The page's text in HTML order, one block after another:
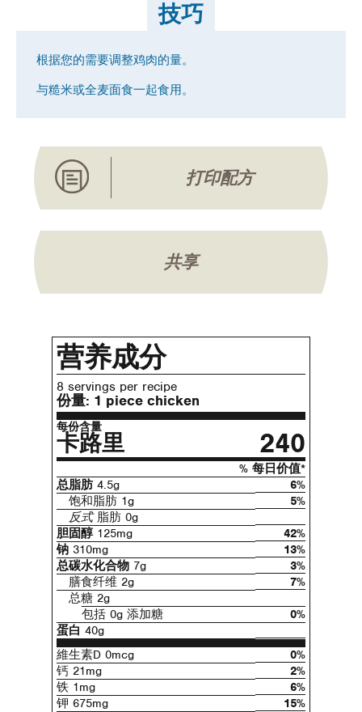
技巧
根据您的需要调整鸡肉的量。
与糙米或全麦面食一起食用。
打印配方
共享
营养成分
8 servings per recipe
份量: 1 piece chicken
每份含量
卡路里 240
% 每日价值*
总脂肪4.5g
6%
饱和脂肪 1g
5%
反式脂肪 0g
胆固醇125mg
42%
钠 310mg
13%
总碳水化合物 7g
3%
膳食纤维 2g
7%
总糖 2g
包括 0g 添加糖
0%
蛋白 40g
維生素D 0mcg
0%
钙 21mg
2%
铁 1mg
6%
钾 675mg
15%